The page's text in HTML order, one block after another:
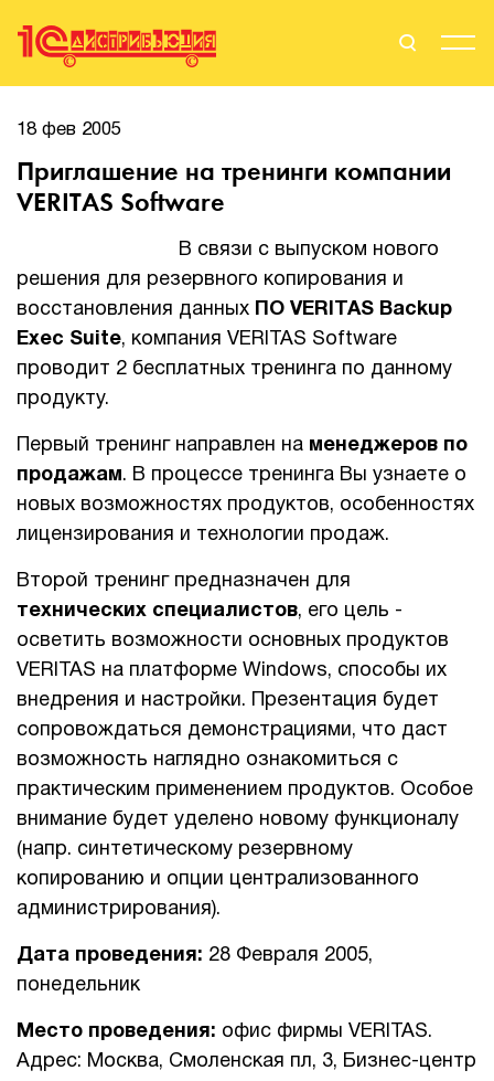
Поиск
Стать Партнером
О нас
Вендоры
Партнерам
События
Сервисы для партнеров
1Cофт
18 фев 2005
Приглашение на тренинги компании
VERITAS Software
В связи с выпуском нового
решения для резервного копирования и
восстановления данных
ПО VERITAS Backup
Exec Suite, компания VERITAS Software
проводит 2 бесплатных тренинга по данному
продукту.
Первый тренинг направлен на менеджеров по
продажам. В процессе тренинга Вы узнаете о
новых возможностях продуктов, особенностях
лицензирования и технологии продаж.
Второй тренинг предназначен для
технических специалистов, его цель -
осветить возможности основных продуктов
VERITAS на платформе Windows, способы их
внедрения и настройки. Презентация будет
сопровождаться демонстрациями, что даст
возможность наглядно ознакомиться с
практическим применением продуктов. Особое
внимание будет уделено новому функционалу
(напр. синтетическому резервному
копированию и опции централизованного
администрирования).
Дата проведения: 28 Февраля 2005,
понедельник
Место проведения: офис фирмы VERITAS.
Адрес: Москва, Смоленская пл, 3, Бизнес-центр